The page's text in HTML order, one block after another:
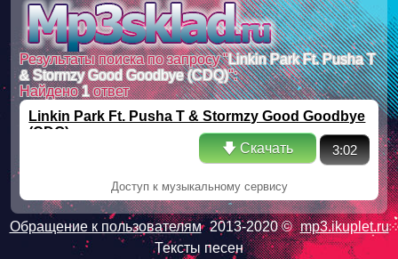
Результаты поиска по запросу " Linkin Park Ft. Pusha T
& Stormzy Good Goodbye (CDQ)":
Найдено1ответ
Linkin Park Ft. Pusha T & Stormzy Good Goodbye
(CDQ)
🡇 Скачать
3:02
Доступ к музыкальному сервису
Обращение к пользователям 2013-2020 © mp3.ikuplet.ru
Тексты песен